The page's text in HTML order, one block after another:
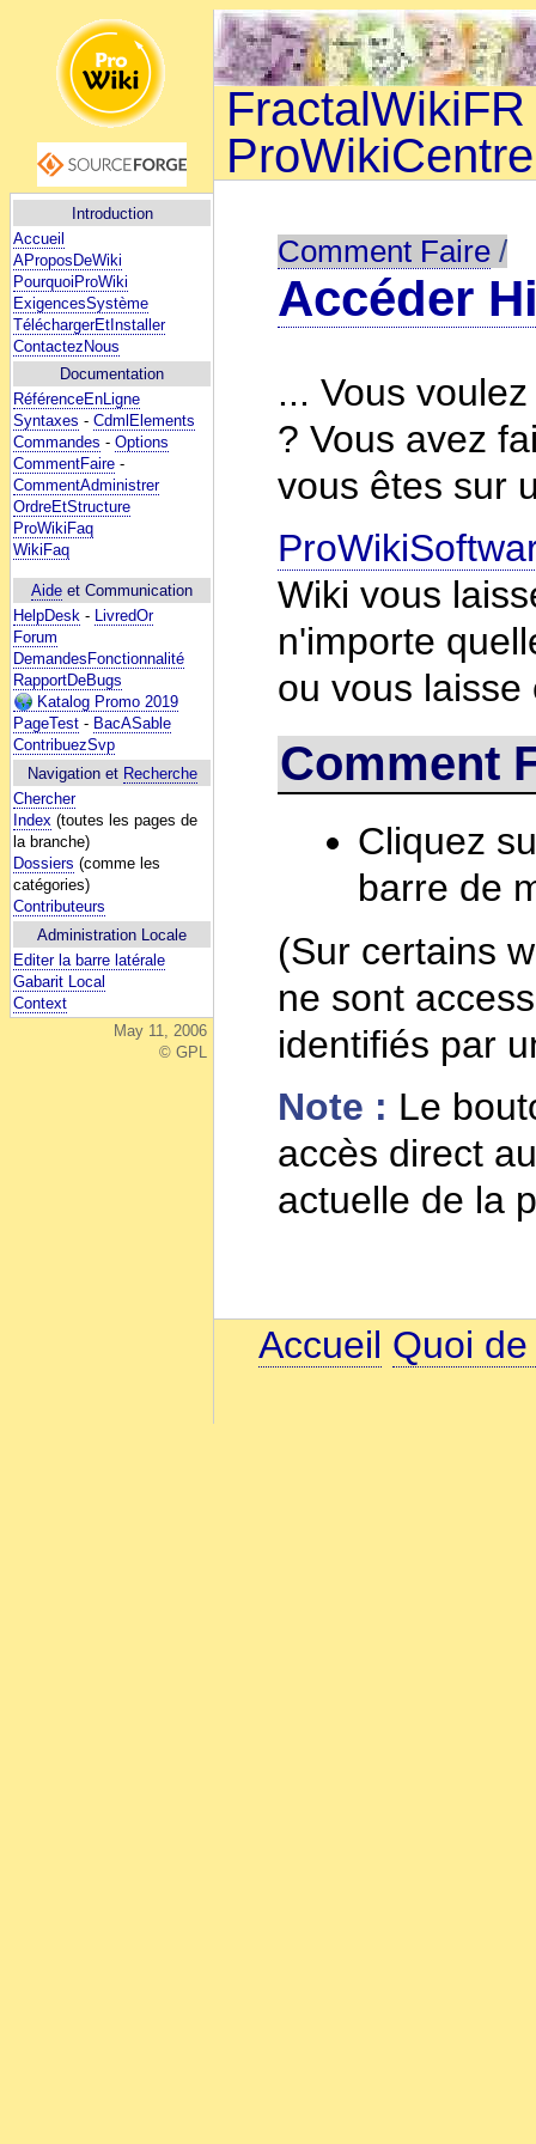
Introduction
Accueil
AProposDeWiki
PourquoiProWiki
ExigencesSystème
TéléchargerEtInstaller
ContactezNous
Documentation
RéférenceEnLigne
Syntaxes - CdmlElements
Commandes - Options
CommentFaire -
CommentAdministrer
OrdreEtStructure
ProWikiFaq
WikiFaq
Aide et Communication
HelpDesk - LivredOr
Forum
DemandesFonctionnalité
RapportDeBugs
Katalog Promo 2019
PageTest - BacASable
ContribuezSvp
Navigation et Recherche
Chercher
Index (toutes les pages de
la branche)
Dossiers (comme les
catégories)
Contributeurs
Administration Locale
Editer la barre latérale
Gabarit Local
Context
May 11, 2006
© GPL
FractalWikiFR
ProWikiCentre
Comment Faire /
Accéder
... Vous
? Vous avez
vous êtes sur
Wiki vous
n'importe
ou vous
Comment
Cliquez
barre de
(Sur certains
ne sont
identifiés par
Note : Le
accès direct
actuelle de la
Accueil Quoi